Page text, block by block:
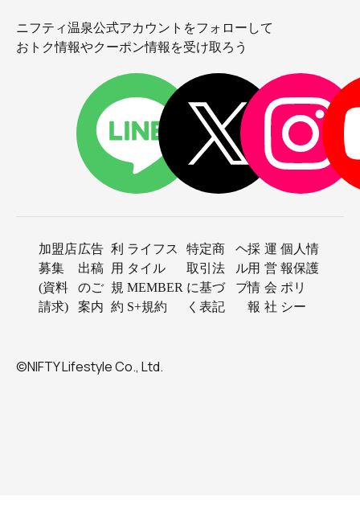
ニフティ温泉公式アカウントをフォローして
おトク情報やクーポン情報を受け取ろう
加盟店
募集
(資料
請求)
広告
出稿
のご
案内
利
用
規
約
ライフス
タイル
MEMBER
S+規約
特定商
取引法
に基づ
く表記
ヘ
ル
プ
採
用
情
報
運
営
会
社
個人情
報保護
ポリ
シー
©NIFTY Lifestyle Co., Ltd.